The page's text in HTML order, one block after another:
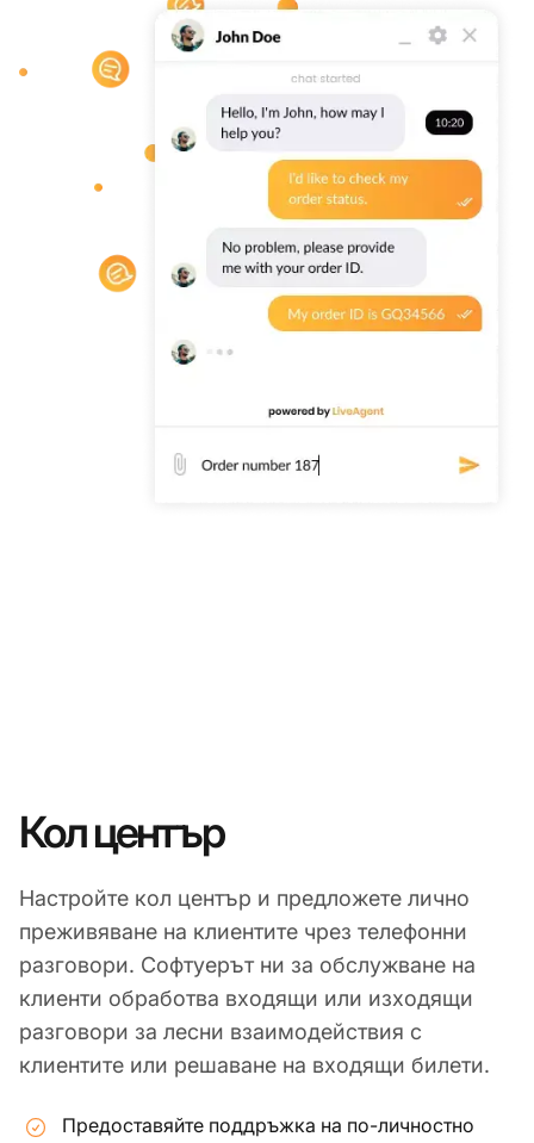
Кол център
Настройте кол център и предложете лично
преживяване на клиентите чрез телефонни
разговори. Софтуерът ни за обслужване на
клиенти обработва входящи или изходящи
разговори за лесни взаимодействия с
клиентите или решаване на входящи билети.
Предоставяйте поддръжка на по-личностно